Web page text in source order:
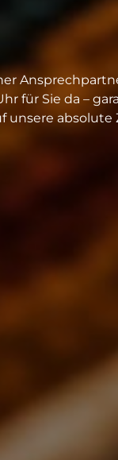
für Sie da –
unsere